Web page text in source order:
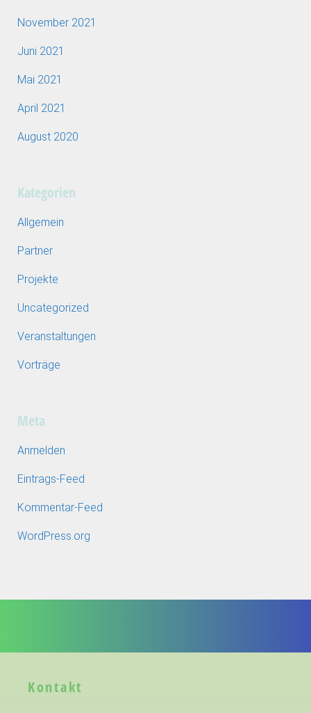
November 2021
Juni 2021
Mai 2021
April 2021
August 2020
Kategorien
Allgemein
Partner
Projekte
Uncategorized
Veranstaltungen
Vorträge
Meta
Anmelden
Eintrags-Feed
Kommentar-Feed
WordPress.org
Kontakt